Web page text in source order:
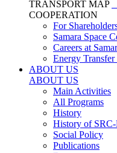
TRANSPORT MAP
COOPERATION
For
Samara Space
Careers at
Energy Transfer
ABOUT US
ABOUT US
Main Activities
All Programs
History
History of SRC-
Social Policy
Publications